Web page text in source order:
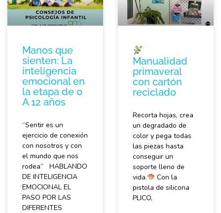
Manos que
sienten: La
inteligencia
emocional en
la etapa de 0
A 12 años
“Sentir es un
ejercicio de conexión
con nosotros y con
el mundo que nos
rodea” HABLANDO
DE INTELIGENCIA
EMOCIONAL EL
PASO POR LAS
DIFERENTES
Manualidad
primaveral
con cartón
reciclado
Recorta hojas, crea
un degradado de
color y pega todas
las piezas hasta
conseguir un
soporte lleno de
vida.
Con la
pistola de silicona
PLICO,